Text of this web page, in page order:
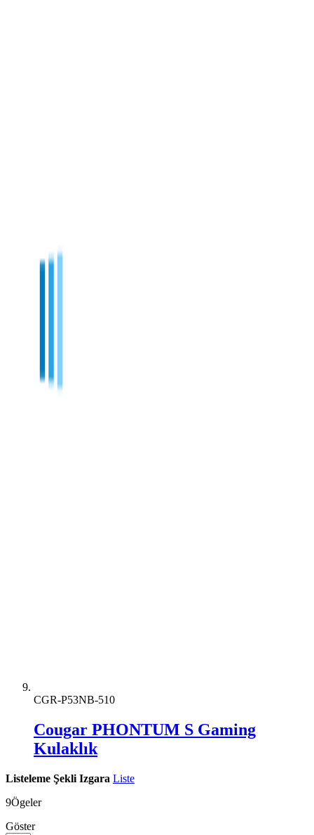
CGR-P53NB-510
Cougar PHONTUM S Gaming
Kulaklık
Listeleme Şekli Izgara Liste
9Ögeler
Göster